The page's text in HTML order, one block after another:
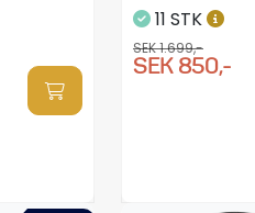
11 STK
SEK 1.699,-
SEK 850,-